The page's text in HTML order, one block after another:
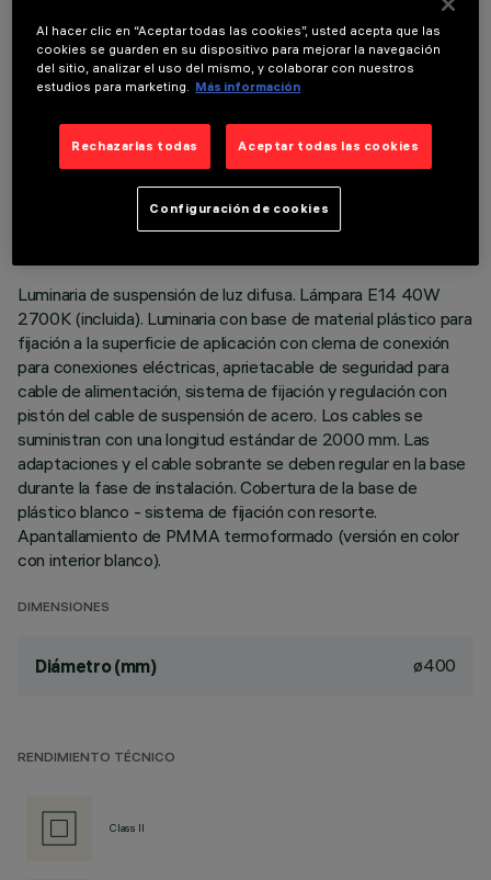
DATOS TÉCNICOS
Luminaria de suspensión de luz difusa. Lámpara E14 40W
2700K (incluida). Luminaria con base de material plástico para
fijación a la superficie de aplicación con clema de conexión
para conexiones eléctricas, aprietacable de seguridad para
cable de alimentación, sistema de fijación y regulación con
pistón del cable de suspensión de acero. Los cables se
suministran con una longitud estándar de 2000 mm. Las
adaptaciones y el cable sobrante se deben regular en la base
durante la fase de instalación. Cobertura de la base de
plástico blanco - sistema de fijación con resorte.
Apantallamiento de PMMA termoformado (versión en color
con interior blanco).
DIMENSIONES
Diámetro (mm) ø400
RENDIMIENTO TÉCNICO
Class II
Al hacer clic en “Aceptar todas las cookies”, usted acepta que las
cookies se guarden en su dispositivo para mejorar la navegación
del sitio, analizar el uso del mismo, y colaborar con nuestros
estudios para marketing.
Más información
Rechazarlas todas Aceptar todas las cookies
Configuración de cookies